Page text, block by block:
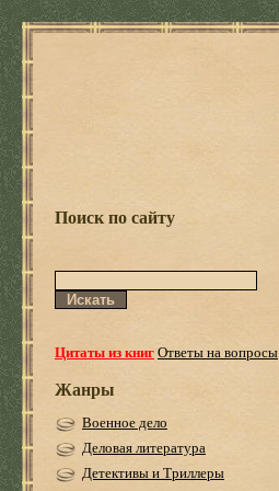
Поиск по сайту
Цитаты из книгОтветы на вопросы
Жанры
Военное дело
Деловая литература
Детективы и Триллеры